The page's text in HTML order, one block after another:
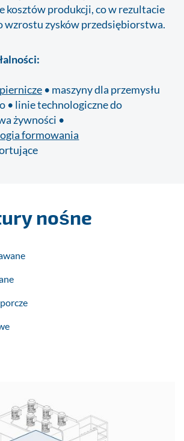
kosztów produkcji, co w rezultacie
wzrostu zysków przedsiębiorstwa.
• maszyny dla przemysłu
• linie technologiczne do
żywności •
formowania
nośne